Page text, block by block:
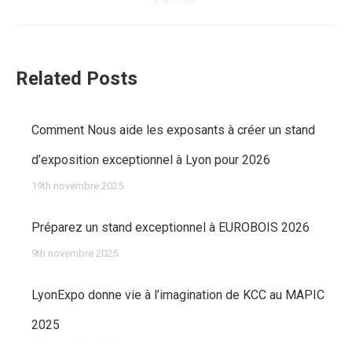
Related Posts
Comment Nous aide les exposants à créer un stand
d’exposition exceptionnel à Lyon pour 2026
19th novembre 2025
Préparez un stand exceptionnel à EUROBOIS 2026
9th novembre 2025
LyonExpo donne vie à l’imagination de KCC au MAPIC
2025